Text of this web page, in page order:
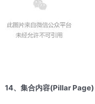
14、集合内容(Pillar Page)